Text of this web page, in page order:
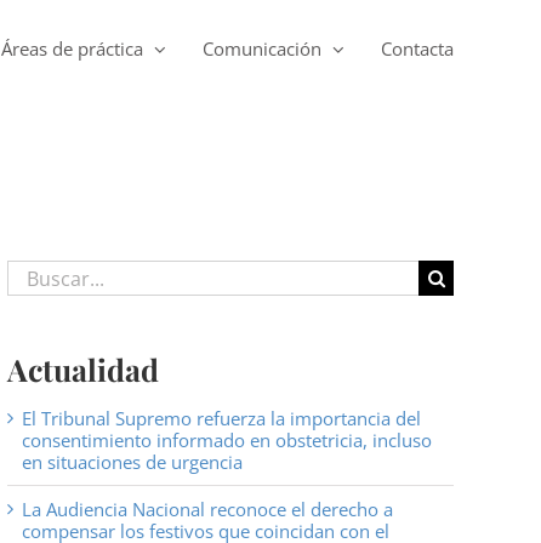
Áreas de práctica Comunicación Contacta
Buscar:
Actualidad
El Tribunal Supremo refuerza la importancia del
consentimiento informado en obstetricia, incluso
en situaciones de urgencia
La Audiencia Nacional reconoce el derecho a
compensar los festivos que coincidan con el